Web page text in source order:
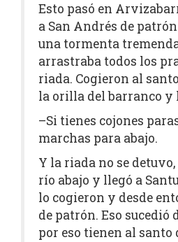
Esto pasó en
a San Andrés de
una tormenta
arrastraba todos los
riada. Cogieron al
la orilla del barranco y
–Si tienes cojones
marchas para abajo.
Y la riada no se
río abajo y llegó a
lo cogieron y desde
de patrón. Eso sucedió
por eso tienen al santo